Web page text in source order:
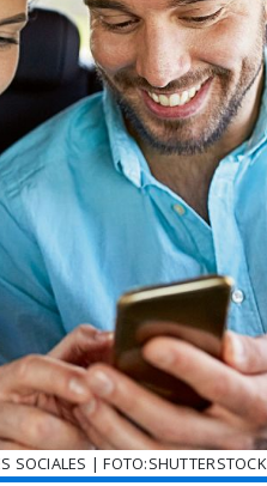
SOCIALES | FOTO:SHUTTERSTOCK